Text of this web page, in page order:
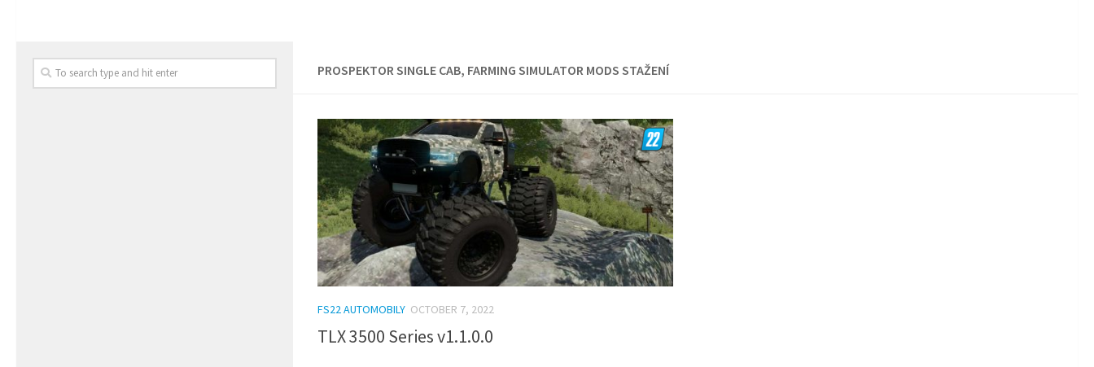
PROSPEKTOR SINGLE CAB, FARMING SIMULATOR MODS STAŽENÍ
FS22 AUTOMOBILY OCTOBER 7, 2022
TLX 3500 Series v1.1.0.0